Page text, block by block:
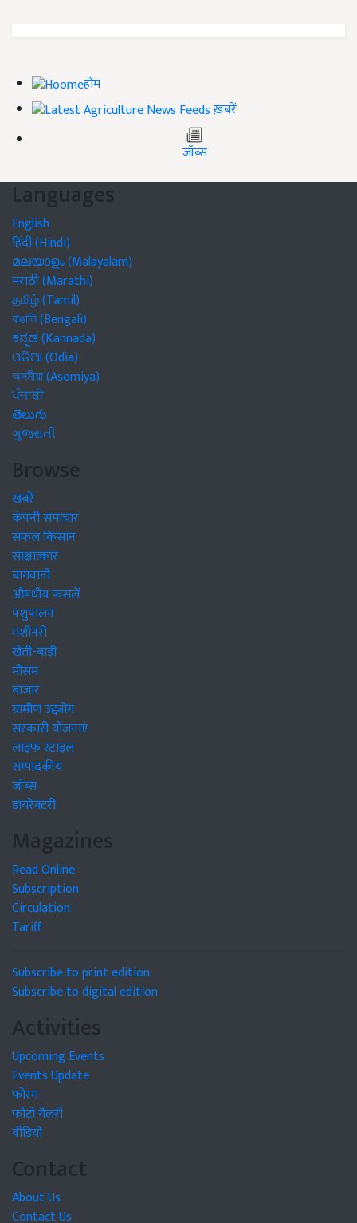
होम
ख़बरें
जॉब्स
Languages
English
हिंदी (Hindi)
മലയാളം (Malayalam)
मराठी (Marathi)
தமிழ் (Tamil)
বাঙালি (Bengali)
ಕನ್ನಡ (Kannada)
ଓଡିଆ (Odia)
অসমীয়া (Asomiya)
ਪੰਜਾਬੀ
తెలుగు
ગુજરાતી
Browse
खबरें
कंपनी समाचार
सफल किसान
साक्षात्कार
बागवानी
औषधीय फसलें
पशुपालन
मशीनरी
खेती-बाड़ी
मौसम
बाजार
ग्रामीण उद्द्योग
सरकारी योजनाएं
लाइफ स्टाइल
सम्पादकीय
जॉब्स
डायरेक्टरी
Magazines
Read Online
Subscription
Circulation
Tariff
Subscribe to print edition
Subscribe to digital edition
Activities
Upcoming Events
Events Update
फोरम
फोटो गैलरी
वीडियो
Contact
About Us
Contact Us